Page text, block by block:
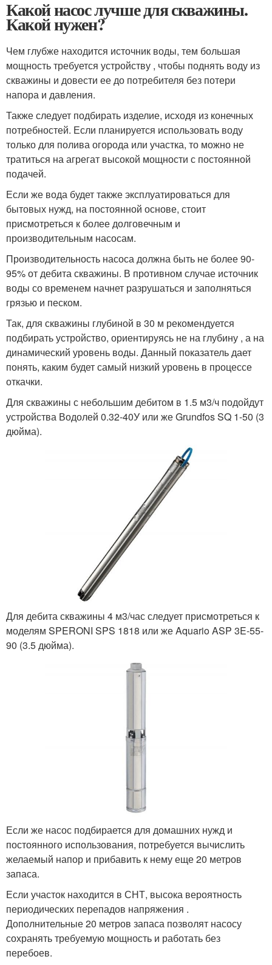
Какой насос лучше для скважины.
Какой нужен?
Чем глубже находится источник воды, тем большая
мощность требуется устройству , чтобы поднять воду из
скважины и довести ее до потребителя без потери
напора и давления.
Также следует подбирать изделие, исходя из конечных
потребностей. Если планируется использовать воду
только для полива огорода или участка, то можно не
тратиться на агрегат высокой мощности с постоянной
подачей.
Если же вода будет также эксплуатироваться для
бытовых нужд, на постоянной основе, стоит
присмотреться к более долговечным и
производительным насосам.
Производительность насоса должна быть не более 90-
95% от дебита скважины. В противном случае источник
воды со временем начнет разрушаться и заполняться
грязью и песком.
Так, для скважины глубиной в 30 м рекомендуется
подбирать устройство, ориентируясь не на глубину , а на
динамический уровень воды. Данный показатель дает
понять, каким будет самый низкий уровень в процессе
откачки.
Для скважины с небольшим дебитом в 1.5 м3/ч подойдут
устройства Водолей 0.32-40У или же Grundfos SQ 1-50 (3
дюйма).
Для дебита скважины 4 м3/час следует присмотреться к
моделям SPERONI SPS 1818 или же Aquario ASP 3E-55-
90 (3.5 дюйма).
Если же насос подбирается для домашних нужд и
постоянного использования, потребуется вычислить
желаемый напор и прибавить к нему еще 20 метров
запаса.
Если участок находится в СНТ, высока вероятность
периодических перепадов напряжения .
Дополнительные 20 метров запаса позволят насосу
сохранять требуемую мощность и работать без
перебоев.